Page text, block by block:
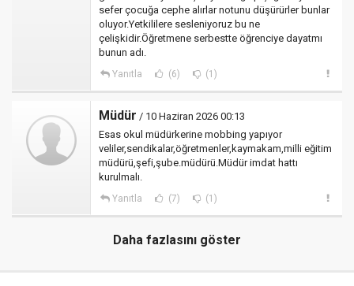
sefer çocuğa cephe alırlar notunu düşürürler bunlar
oluyor.Yetkililere sesleniyoruz bu ne
çelişkidir.Öğretmene serbestte öğrenciye dayatmı
bunun adı.
Yanıtla (6) (1)
Müdür / 10 Haziran 2026 00:13
Esas okul müdürkerine mobbing yapıyor
veliler,sendikalar,öğretmenler,kaymakam,milli eğitim
müdürü,şefi,şube.müdürü.Müdür imdat hattı
kurulmalı.
Yanıtla (7) (1)
Daha fazlasını göster